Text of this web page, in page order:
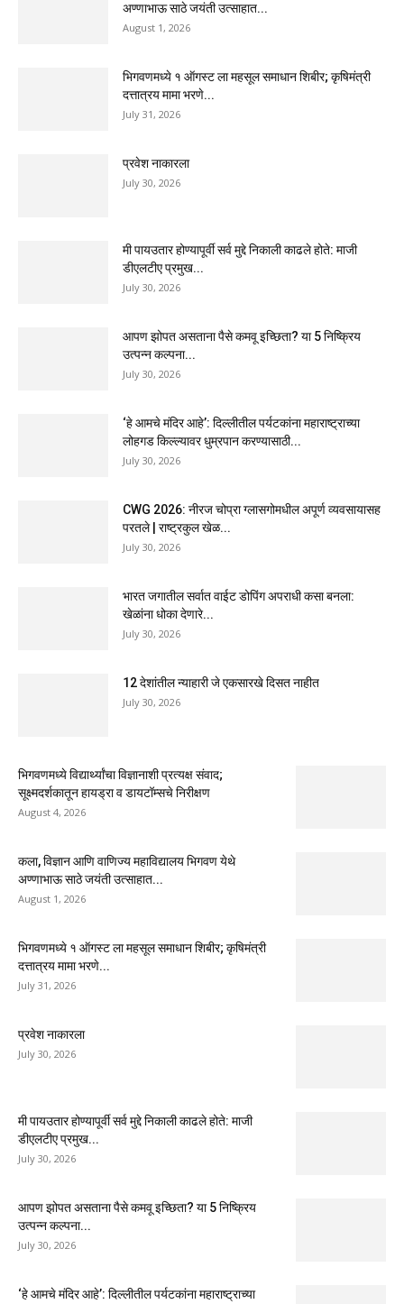
अण्णाभाऊ साठे जयंती उत्साहात...
August 1, 2026
भिगवणमध्ये १ ऑगस्ट ला महसूल समाधान शिबीर; कृषिमंत्री
दत्तात्रय मामा भरणे...
July 31, 2026
प्रवेश नाकारला
July 30, 2026
मी पायउतार होण्यापूर्वी सर्व मुद्दे निकाली काढले होते: माजी
डीएलटीए प्रमुख...
July 30, 2026
आपण झोपत असताना पैसे कमवू इच्छिता? या 5 निष्क्रिय
उत्पन्न कल्पना...
July 30, 2026
‘हे आमचे मंदिर आहे’: दिल्लीतील पर्यटकांना महाराष्ट्राच्या
लोहगड किल्ल्यावर धुम्रपान करण्यासाठी...
July 30, 2026
CWG 2026: नीरज चोप्रा ग्लासगोमधील अपूर्ण व्यवसायासह
परतले | राष्ट्रकुल खेळ...
July 30, 2026
भारत जगातील सर्वात वाईट डोपिंग अपराधी कसा बनला:
खेळांना धोका देणारे...
July 30, 2026
12 देशांतील न्याहारी जे एकसारखे दिसत नाहीत
July 30, 2026
भिगवणमध्ये विद्यार्थ्यांचा विज्ञानाशी प्रत्यक्ष संवाद;
सूक्ष्मदर्शकातून हायड्रा व डायटॉम्सचे निरीक्षण
August 4, 2026
कला, विज्ञान आणि वाणिज्य महाविद्यालय भिगवण येथे
अण्णाभाऊ साठे जयंती उत्साहात...
August 1, 2026
भिगवणमध्ये १ ऑगस्ट ला महसूल समाधान शिबीर; कृषिमंत्री
दत्तात्रय मामा भरणे...
July 31, 2026
प्रवेश नाकारला
July 30, 2026
मी पायउतार होण्यापूर्वी सर्व मुद्दे निकाली काढले होते: माजी
डीएलटीए प्रमुख...
July 30, 2026
आपण झोपत असताना पैसे कमवू इच्छिता? या 5 निष्क्रिय
उत्पन्न कल्पना...
July 30, 2026
‘हे आमचे मंदिर आहे’: दिल्लीतील पर्यटकांना महाराष्ट्राच्या